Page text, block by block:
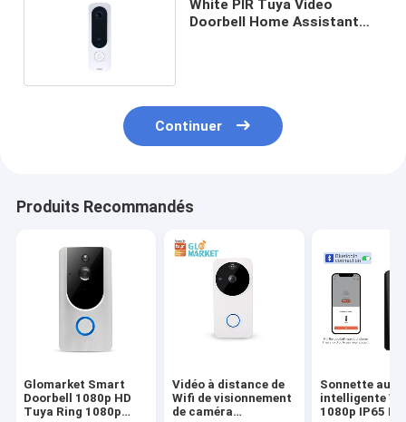
White PIR Tuya Video
Doorbell Home Assistant
Continuer
Produits Recommandés
Glomarket Smart
Doorbell 1080p HD
Tuya Ring 1080p
Vidéo à distance de
Wifi de visionnement
de caméra
Sonnette
intelligente
1080p IP65